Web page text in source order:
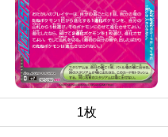
1枚